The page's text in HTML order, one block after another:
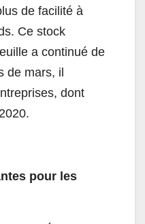
de facilité à
Ce stock
a continué de
de mars, il
dont
pour les